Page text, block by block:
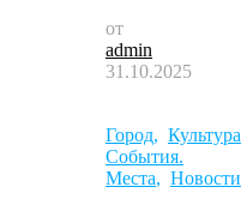
от
admin
31.10.2025
Город, Культура
События.
Места, Новости